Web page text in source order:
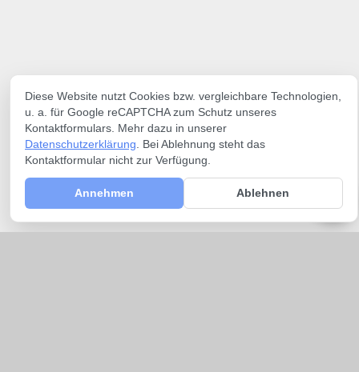
Diese Website nutzt Cookies bzw. vergleichbare Technologien,
u. a. für Google reCAPTCHA zum Schutz unseres
Kontaktformulars. Mehr dazu in unserer
Datenschutzerklärung . Bei Ablehnung steht das
Kontaktformular nicht zur Verfügung.
Annehmen Ablehnen